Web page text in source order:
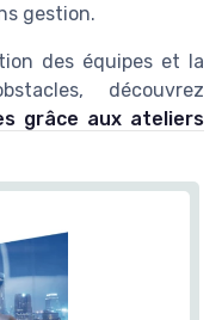
gestion.
des équipes et la
découvrez
grâce aux ateliers